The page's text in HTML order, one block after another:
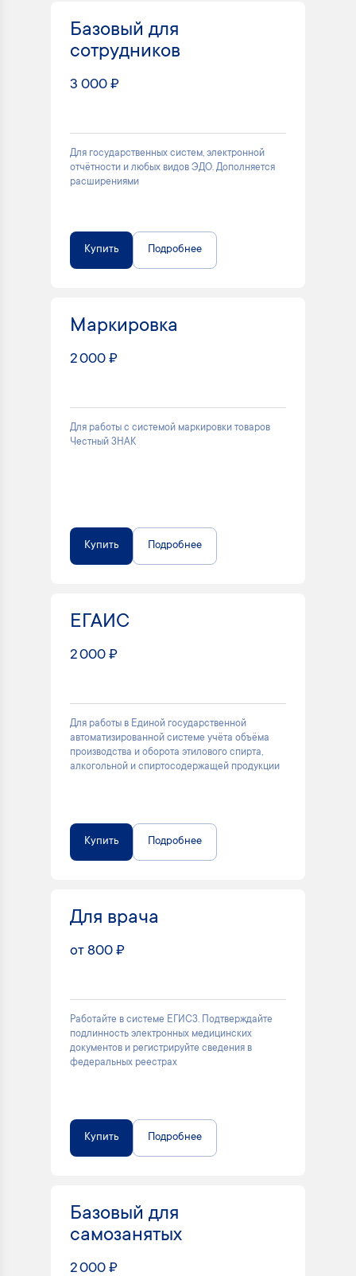
Базовый для
сотрудников
3 000 ₽
Для государственных систем, электронной
отчётности и любых видов ЭДО. Дополняется
расширениями
Купить Подробнее
Маркировка
2 000 ₽
Для работы с системой маркировки товаров
Честный ЗНАК
Купить Подробнее
ЕГАИС
2 000 ₽
Для работы в Единой государственной
автоматизированной системе учёта объёма
производства и оборота этилового спирта,
алкогольной и спиртосодержащей продукции
Купить Подробнее
Для врача
от 800 ₽
Работайте в системе ЕГИСЗ. Подтверждайте
подлинность электронных медицинских
документов и регистрируйте сведения в
федеральных реестрах
Купить Подробнее
Базовый для
самозанятых
2 000 ₽